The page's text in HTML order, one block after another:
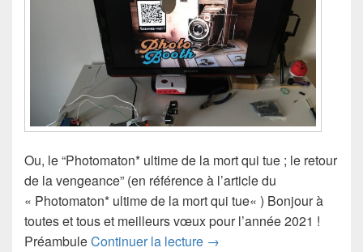
Ou, le “Photomaton* ultime de la mort qui tue ; le retour
de la vengeance” (en référence à l’article du
« Photomaton* ultime de la mort qui tue« ) Bonjour à
toutes et tous et meilleurs vœux pour l’année 2021 !
PréambuleContinuer la lecture Ajouter un flash à votre
→